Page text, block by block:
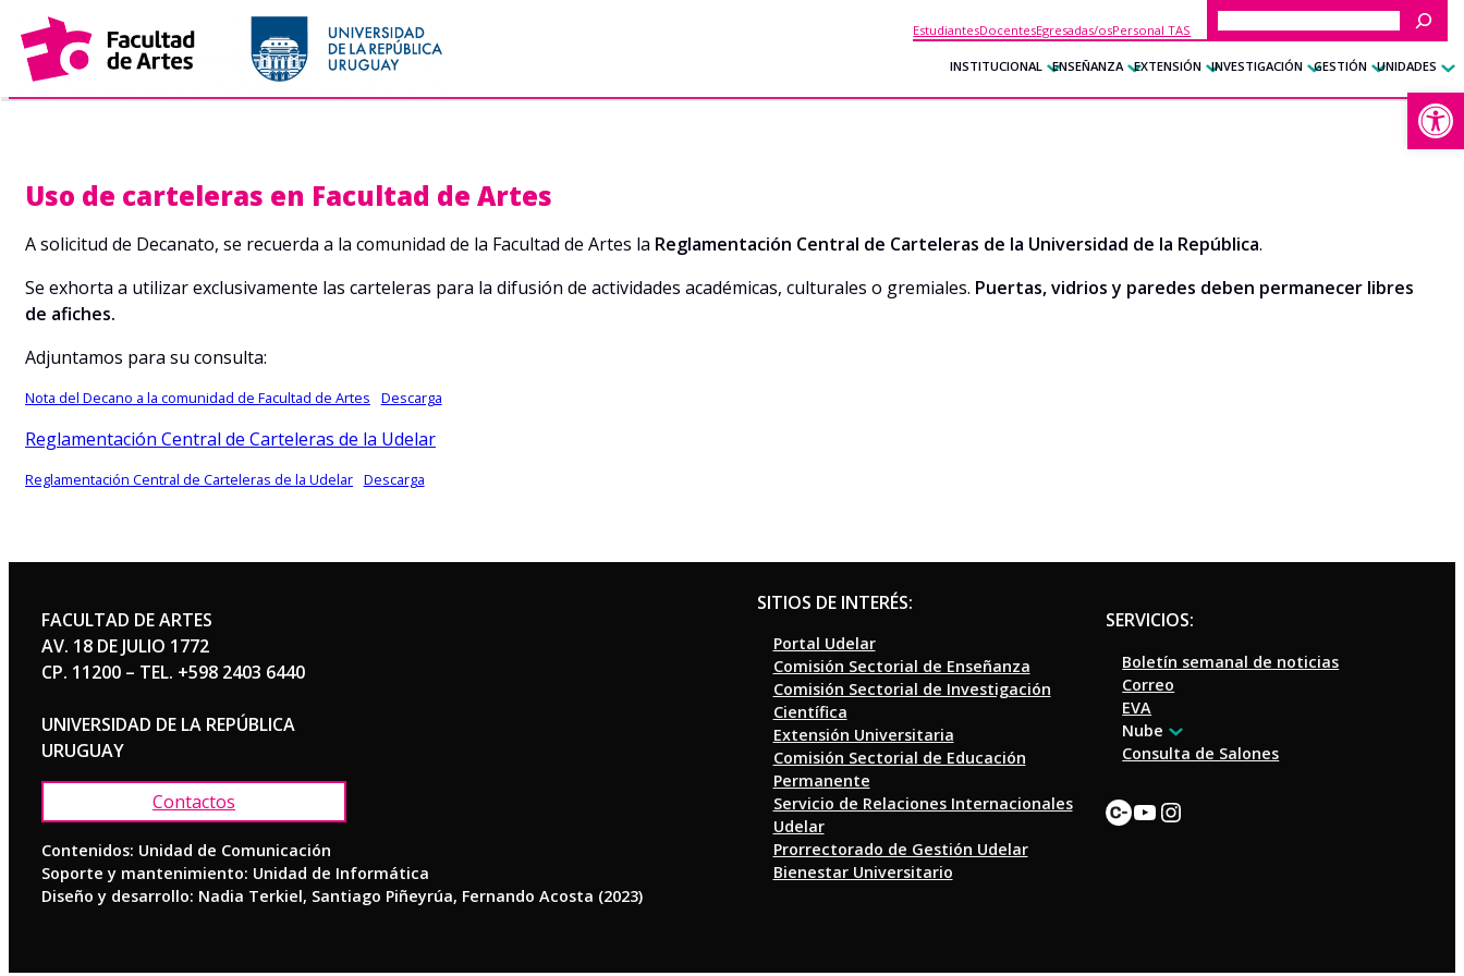
Saltar
al
contenido
EstudiantesDocentesEgresadas/osPersonal TAS
Buscar
INSTITUCIONAL ENSEÑANZA EXTENSIÓN INVESTIGACIÓN GESTIÓN UNIDADES
Uso de carteleras en Facultad de Artes
A solicitud de Decanato, se recuerda a la comunidad de la Facultad de Artes la Reglamentación Central de Carteleras de la Universidad de la República.
Se exhorta a utilizar exclusivamente las carteleras para la difusión de actividades académicas, culturales o gremiales. Puertas, vidrios y paredes deben permanecer libres
de afiches.
Adjuntamos para su consulta:
Nota del Decano a la comunidad de Facultad de Artes Descarga
Reglamentación Central de Carteleras de la Udelar
Reglamentación Central de Carteleras de la Udelar Descarga
FACULTAD DE ARTES
AV. 18 DE JULIO 1772
CP. 11200 – TEL. +598 2403 6440
UNIVERSIDAD DE LA REPÚBLICA
URUGUAY
Contactos
Contenidos: Unidad de Comunicación
Soporte y mantenimiento: Unidad de Informática
Diseño y desarrollo: Nadia Terkiel, Santiago Piñeyrúa, Fernando Acosta (2023)
SITIOS DE INTERÉS:
Portal Udelar
Comisión Sectorial de Enseñanza
Comisión Sectorial de Investigación
Científica
Extensión Universitaria
Comisión Sectorial de Educación
Permanente
Servicio de Relaciones Internacionales
Udelar
Prorrectorado de Gestión Udelar
Bienestar Universitario
SERVICIOS:
Boletín semanal de noticias
Correo
EVA
Nube
Consulta de Salones
Enlace
YouTube
Instagram